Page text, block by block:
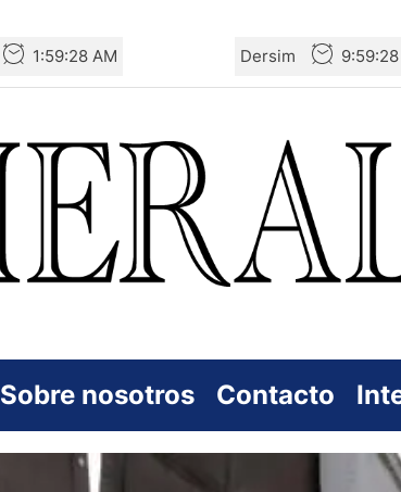
1:59:29 AM Dersim
Sobre nosotros Contacto